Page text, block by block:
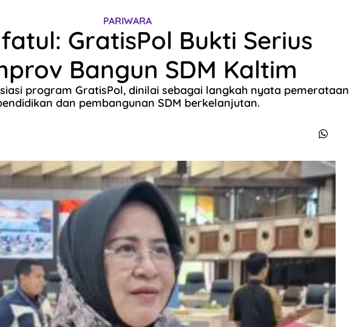
PARIWARA
GratisPol Bukti Serius
Bangun SDM Kaltim
program GratisPol, dinilai sebagai langkah nyata pemerataan
dan pembangunan SDM berkelanjutan.